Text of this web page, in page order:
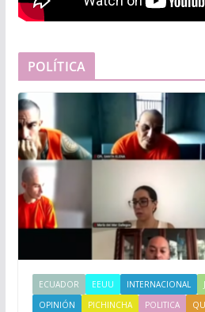
POLÍTICA
ECUADOR EEUU INTERNACIONAL
OPINIÓN
PICHINCHA POLITICA